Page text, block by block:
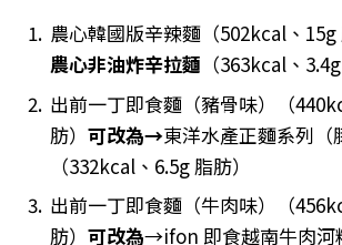
農心韓國版辛辣麵（502kcal、15g
農心非油炸辛拉麵 （363kcal、3.4g
出前一丁即食麵（豬骨味）（
肪） 可改為→東洋水產正麵系列（
（332kcal、6.5g 脂肪）
出前一丁即食麵（牛肉味）（
肪） 可改為→ifon 即食越南牛肉河